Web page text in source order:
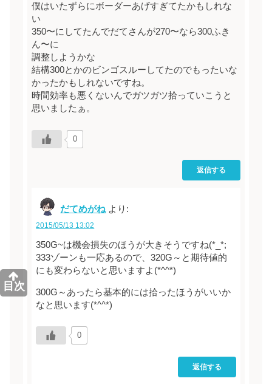
目次
僕はいたずらにボーダーあげすぎてたかもしれな
い
350〜にしてたんでだてさんが270〜なら300ふき
ん〜に
調整しようかな
結構300とかのビンゴスルーしてたのでもったいな
かったかもしれないですね。
時間効率も悪くないんでガツガツ拾っていこうと
思いましたぁ。
0
返信する
だてめがね より:
2015/05/13 13:02
350G~は機会損失のほうが大きそうですね(*_*;
333ゾーンも一応あるので、320G～と期待値的
にも変わらないと思いますよ(*^^*)
300G～あったら基本的には拾ったほうがいいか
なと思います(*^^*)
0
返信する